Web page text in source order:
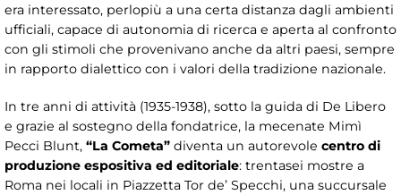
era interessato, perlopiù a una certa distanza dagli ambienti
ufficiali, capace di autonomia di ricerca e aperta al confronto
con gli stimoli che provenivano anche da altri paesi, sempre
in rapporto dialettico con i valori della tradizione nazionale.
In tre anni di attività (1935-1938), sotto la guida di De Libero
e grazie al sostegno della fondatrice, la mecenate Mimì
Pecci Blunt, “La Cometa” diventa un autorevole centro di
produzione espositiva ed editoriale: trentasei mostre a
Roma nei locali in Piazzetta Tor de’ Specchi, una succursale